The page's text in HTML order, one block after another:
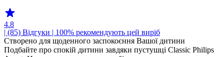
4.8
| (85) Відгуки | 100% рекомендують цей виріб
Створено для щоденного заспокоєння Вашої дитини
Подбайте про спокій дитини завдяки пустушці Classic Philips